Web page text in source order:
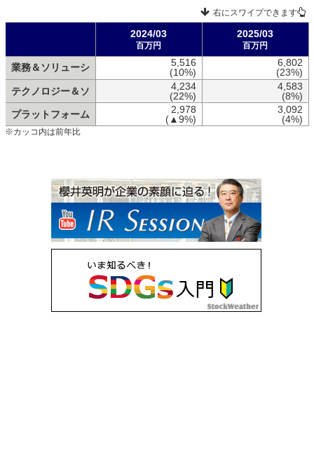
右にスワイプできます
2024/03
百万円
2025/03
百万円
業務＆ソリューシ
5,516
(10%)
6,802
(23%)
テクノロジー＆ソ
4,234
(22%)
4,583
(8%)
プラットフォーム
2,978
(▲9%)
3,092
(4%)
※カッコ内は前年比